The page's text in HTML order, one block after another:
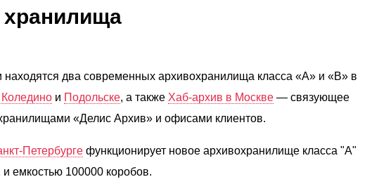
два современных архивохранилища класса «А» и «В» в
и Подольске, а также Хаб-архив в Москве— связующее
«Делис Архив» и офисами клиентов.
Петербургефункционирует новое архивохранилище класса "А"
емкостью 100000 коробов.